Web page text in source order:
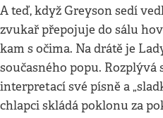
A teď, když Greyson sedí
zvukař přepojuje do sálu
kam s očima. Na drátě je
současného popu. Rozplývá
interpretací své písně a
chlapci skládá poklonu za